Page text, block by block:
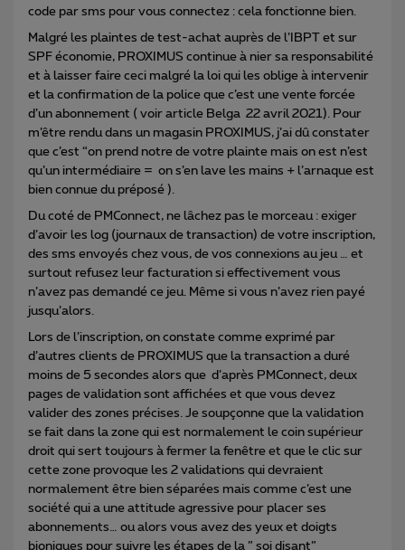
code par sms pour vous connectez : cela fonctionne bien.
Malgré les plaintes de test-achat auprès de l’IBPT et sur
SPF économie, PROXIMUS continue à nier sa responsabilité
et à laisser faire ceci malgré la loi qui les oblige à intervenir
et la confirmation de la police que c’est une vente forcée
d’un abonnement ( voir article Belga 22 avril 2021). Pour
m’être rendu dans un magasin PROXIMUS, j’ai dû constater
que c’est “on prend notre de votre plainte mais on est n’est
qu’un intermédiaire = on s’en lave les mains + l’arnaque est
bien connue du préposé ).
Du coté de PMConnect, ne lâchez pas le morceau : exiger
d’avoir les log (journaux de transaction) de votre inscription,
des sms envoyés chez vous, de vos connexions au jeu … et
surtout refusez leur facturation si effectivement vous
n’avez pas demandé ce jeu. Même si vous n’avez rien payé
jusqu’alors.
Lors de l’inscription, on constate comme exprimé par
d’autres clients de PROXIMUS que la transaction a duré
moins de 5 secondes alors que d’après PMConnect, deux
pages de validation sont affichées et que vous devez
valider des zones précises. Je soupçonne que la validation
se fait dans la zone qui est normalement le coin supérieur
droit qui sert toujours à fermer la fenêtre et que le clic sur
cette zone provoque les 2 validations qui devraient
normalement être bien séparées mais comme c’est une
société qui a une attitude agressive pour placer ses
abonnements… ou alors vous avez des yeux et doigts
bioniques pour suivre les étapes de la ” soi disant”